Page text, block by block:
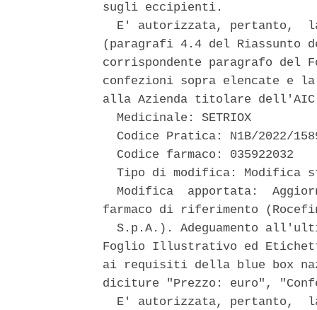
sugli eccipienti.
E' autorizzata, pertanto,
(paragrafi 4.4 del
corrispondente paragrafo
confezioni sopra elencate
alla Azienda titolare
  Medicinale: SETRIOX
Codice Pratica: N1B/2022/
  Codice farmaco: 035922032
Tipo di modifica: Modifica
Modifica  apportata:
farmaco di riferimento
S.p.A.). Adeguamento
Foglio Illustrativo ed
ai requisiti della blue box
diciture "Prezzo: euro",
E' autorizzata, pertanto,